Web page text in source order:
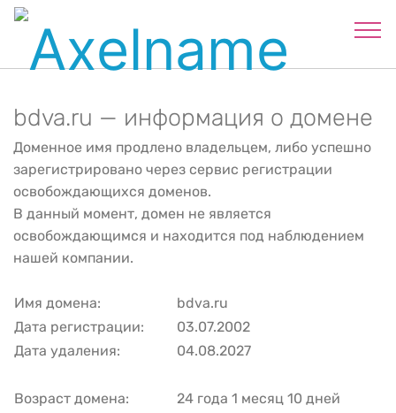
bdva.ru — информация о домене
Доменное имя продлено владельцем, либо успешно
зарегистрировано через сервис регистрации
освобождающихся доменов.
В данный момент, домен не является
освобождающимся и находится под наблюдением
нашей компании.
Имя домена:
bdva.ru
Дата регистрации:
03.07.2002
Дата удаления:
04.08.2027
Возраст домена:
24 года 1 месяц 10 дней